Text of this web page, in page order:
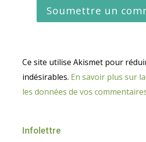
Ce site utilise Akismet pour
indésirables. En savoir plus sur
les données de vos
Infolettre